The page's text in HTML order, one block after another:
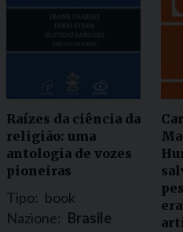
Raízes da ciência da
religião: uma
antologia de vozes
pioneiras
Tipo: book
Nazione: Brasile